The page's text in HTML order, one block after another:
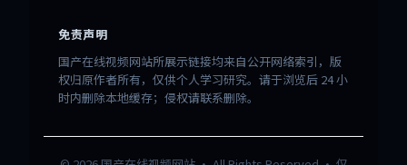
免责声明
国产在线视频网站所展示链接均来自公开网络索引，版
权归原作者所有，仅供个人学习研究。请于浏览后 24 小
时内删除本地缓存；侵权请联系删除。